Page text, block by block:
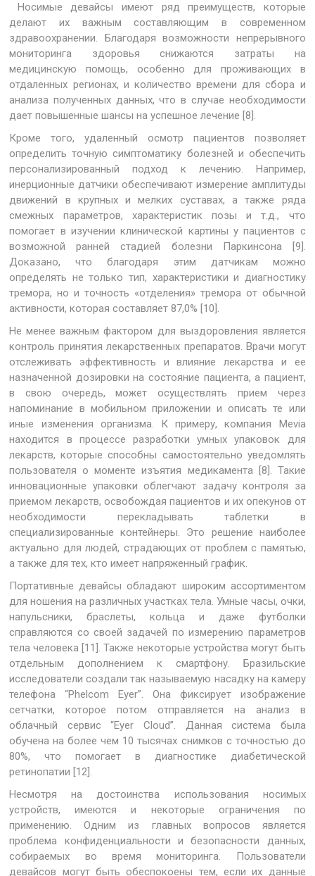
Носимые девайсы имеют ряд преимуществ, которые
делают их важным составляющим в современном
здравоохранении. Благодаря возможности непрерывного
мониторинга здоровья снижаются затраты на
медицинскую помощь, особенно для проживающих в
отдаленных регионах, и количество времени для сбора и
анализа полученных данных, что в случае необходимости
дает повышенные шансы на успешное лечение [8].
Кроме того, удаленный осмотр пациентов позволяет
определить точную симптоматику болезней и обеспечить
персонализированный подход к лечению. Например,
инерционные датчики обеспечивают измерение амплитуды
движений в крупных и мелких суставах, а также ряда
смежных параметров, характеристик позы и т.д., что
помогает в изучении клинической картины у пациентов с
возможной ранней стадией болезни Паркинсона [9].
Доказано, что благодаря этим датчикам можно
определять не только тип, характеристики и диагностику
тремора, но и точность «отделения» тремора от обычной
активности, которая составляет 87,0% [10].
Не менее важным фактором для выздоровления является
контроль принятия лекарственных препаратов. Врачи могут
отслеживать эффективность и влияние лекарства и ее
назначенной дозировки на состояние пациента, а пациент,
в свою очередь, может осуществлять прием через
напоминание в мобильном приложении и описать те или
иные изменения организма. К примеру, компания Mevia
находится в процессе разработки умных упаковок для
лекарств, которые способны самостоятельно уведомлять
пользователя о моменте изъятия медикамента [8]. Такие
инновационные упаковки облегчают задачу контроля за
приемом лекарств, освобождая пациентов и их опекунов от
необходимости перекладывать таблетки в
специализированные контейнеры. Это решение наиболее
актуально для людей, страдающих от проблем с памятью,
а также для тех, кто имеет напряженный график.
Портативные девайсы обладают широким ассортиментом
для ношения на различных участках тела. Умные часы, очки,
напульсники, браслеты, кольца и даже футболки
справляются со своей задачей по измерению параметров
тела человека [11]. Также некоторые устройства могут быть
отдельным дополнением к смартфону. Бразильские
исследователи создали так называемую насадку на камеру
телефона “Phelcom Eyer”. Она фиксирует изображение
сетчатки, которое потом отправляется на анализ в
облачный сервис “Eyer Cloud”. Данная система была
обучена на более чем 10 тысячах снимков с точностью до
80%, что помогает в диагностике диабетической
ретинопатии [12].
Несмотря на достоинства использования носимых
устройств, имеются и некоторые ограничения по
применению. Одним из главных вопросов является
проблема конфиденциальности и безопасности данных,
собираемых во время мониторинга. Пользователи
девайсов могут быть обеспокоены тем, если их данные